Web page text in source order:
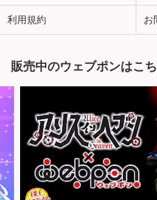
利用規約 お
販売中のウェブポンはこ